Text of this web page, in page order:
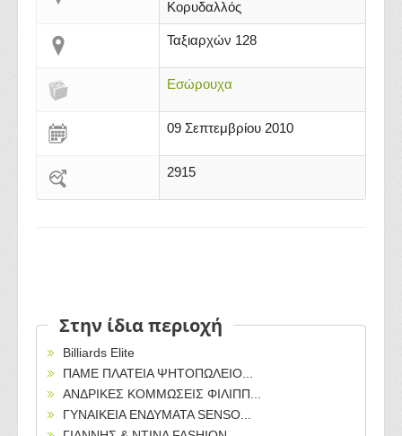
Κορυδαλλός
Ταξιαρχών 128
Εσώρουχα
09 Σεπτεμβρίου 2010
2915
Στην ίδια περιοχή
Billiards Elite
ΠΑΜΕ ΠΛΑΤΕΙΑ ΨΗΤΟΠΩΛΕΙΟ...
ΑΝΔΡΙΚΕΣ ΚΟΜΜΩΣΕΙΣ ΦΙΛΙΠΠ...
ΓΥΝΑΙΚΕΙΑ ΕΝΔΥΜΑΤΑ SENSO...